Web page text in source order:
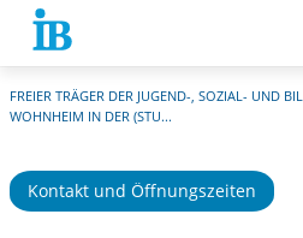
Springe zum Inhalt
FREIER TRÄGER DER JUGEND-, SOZIAL- UND
WOHNHEIM IN DER (STU...
Kontakt und Öffnungszeiten